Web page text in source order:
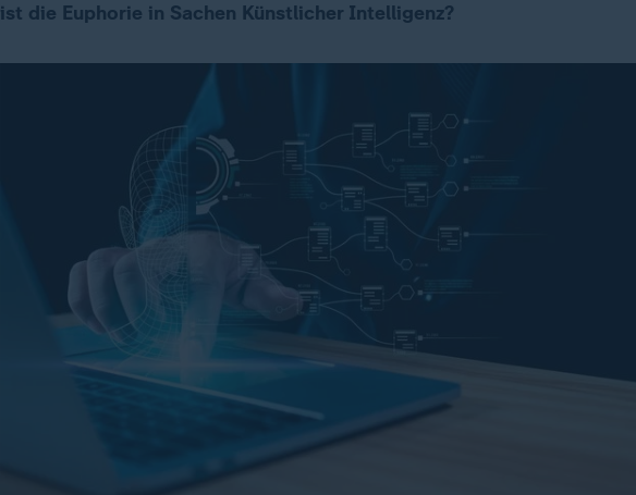
ist die Euphorie in Sachen Künstlicher Intelligenz?